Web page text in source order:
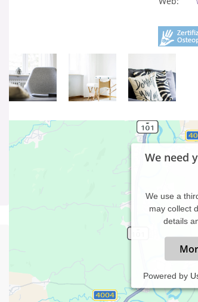
We need
We use a
may collect
details
Powered by
Ganzheitliches Stressmanagement,